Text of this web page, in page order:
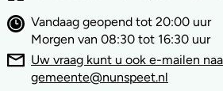
Vandaag geopend tot 20:00 uur
Morgen van 08:30 tot 16:30 uur
Uw vraag kunt u ook e-mailen
gemeente@nunspeet.nl